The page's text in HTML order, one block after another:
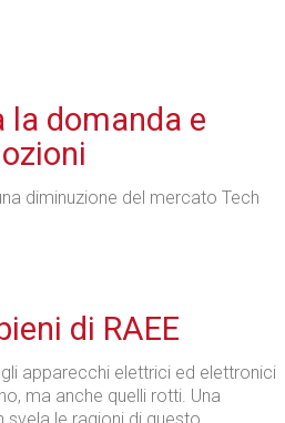
la domanda e
diminuzione del mercato Tech
di RAEE
apparecchi elettrici ed elettronici
ma anche quelli rotti. Una